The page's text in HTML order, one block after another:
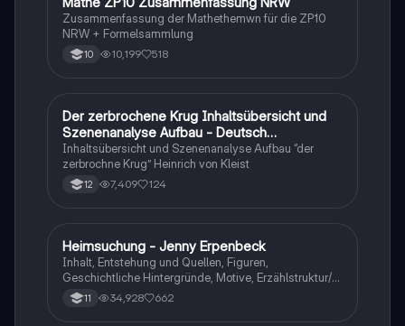
Zusammenfassung der Mathethemwn für die ZP10
NRW + Formelsammlung
10 10,199 518
Deutsch
Der zerbrochene Krug Inhaltsübersicht und
Szenenanalyse Aufbau - Deutsch
Q1/Q2/Abitur
Inhaltsübersicht und Szenenanalyse Aufbau “der
zerbrochne Krug” Heinrich von Kleist
12 7,409 124
Deutsch
Heimsuchung - Jenny Erpenbeck
Inhalt, Entstehung und Quellen, Figuren,
Geschichtliche Hintergründe, Motive, Erzählstruktur/-
stil 11 34,928 662